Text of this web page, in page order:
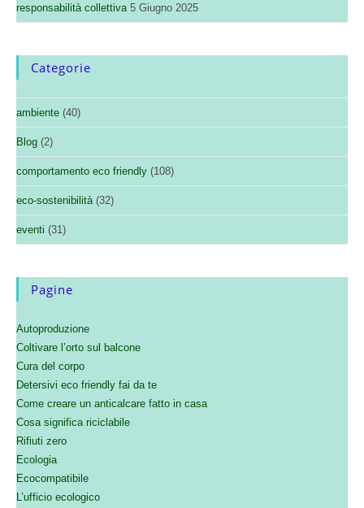
responsabilità collettiva 5 Giugno 2025
Categorie
ambiente (40)
Blog (2)
comportamento eco friendly (108)
eco-sostenibilità (32)
eventi (31)
Pagine
Autoproduzione
Coltivare l’orto sul balcone
Cura del corpo
Detersivi eco friendly fai da te
Come creare un anticalcare fatto in casa
Cosa significa riciclabile
Rifiuti zero
Ecologia
Ecocompatibile
L’ufficio ecologico